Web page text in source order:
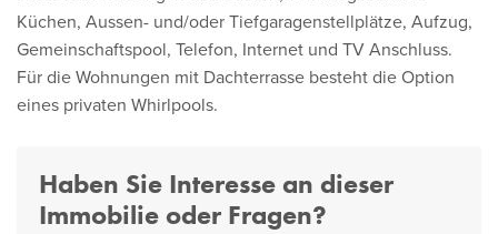
Küchen, Aussen- und/oder Tiefgaragenstellplätze, Aufzug,
Gemeinschaftspool, Telefon, Internet und TV Anschluss.
Für die Wohnungen mit Dachterrasse besteht die Option
eines privaten Whirlpools.
Haben Sie Interesse an dieser
Immobilie oder Fragen?